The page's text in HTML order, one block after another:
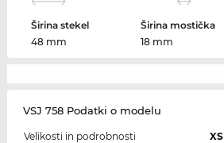
Širina stekel
48 mm
Širina mostička
18 mm
VSJ 758 Podatki o modelu
Velikosti in podrobnosti
XS